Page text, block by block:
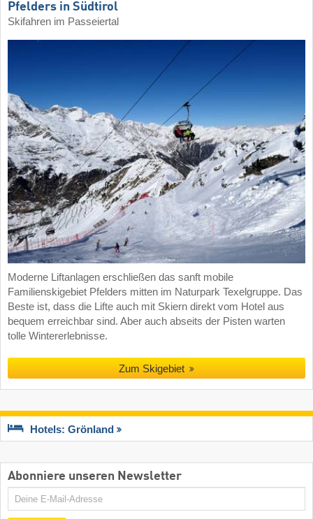
Pfelders in Südtirol
Skifahren im Passeiertal
Moderne Liftanlagen erschließen das sanft mobile
Familienskigebiet Pfelders mitten im Naturpark Texelgruppe. Das
Beste ist, dass die Lifte auch mit Skiern direkt vom Hotel aus
bequem erreichbar sind. Aber auch abseits der Pisten warten
tolle Wintererlebnisse.
Zum Skigebiet
Hotels: Grönland
Abonniere unseren Newsletter
E-